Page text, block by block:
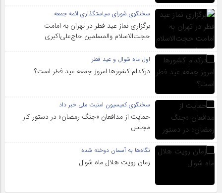
سخنگوی شورای سیاستگذاری ائمه جمعه
برگزاری نماز عید فطر در تهران به امامت
حجت‌الاسلام والمسلمین حاج‌علی‌اکبری
اول ماه شوال و عید فطر
درکدام کشورها امروز جمعه عید فطر است؟
سخنگوی کمیسیون امنیت ملی خبر داد
حمایت از مدافعان «جنگ رمضان» در دستور کار
مجلس
نگاه‌ها به آسمان دوخته شده
زمان رویت هلال ماه شوال